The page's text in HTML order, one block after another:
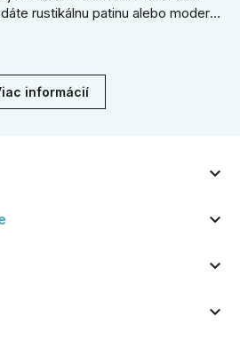
rustikálnu patinu alebo moderné
vstup kvalitou, ktorá prežije
informácií



